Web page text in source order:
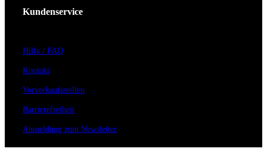
Kundenservice
Hilfe / FAQ
Kontakt
Vorverkaufsstellen
Barrierefreiheit
Anmeldung zum Newsletter